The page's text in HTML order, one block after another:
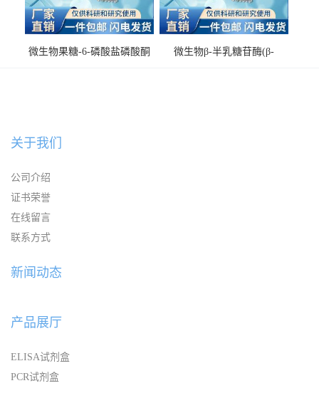
微生物果糖-6-磷酸盐磷酸酮
微生物β-半乳糖苷酶(β-
关于我们
公司介绍
证书荣誉
在线留言
联系方式
新闻动态
产品展厅
ELISA试剂盒
PCR试剂盒